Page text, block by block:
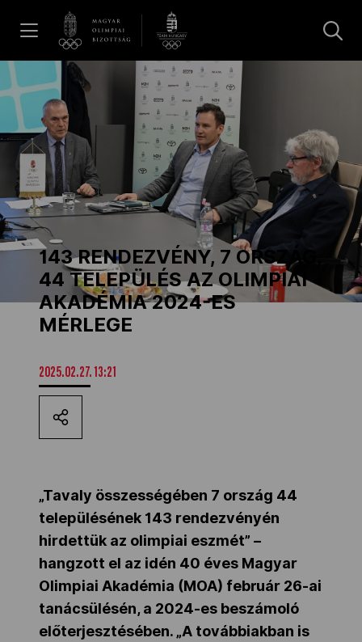
Hírek
Galéria
Dakar 2026
Los Angeles 2028
MOB
Kettőskarrier-program
Társszervezetek
OVEP
Adatbank
143 RENDEZVÉNY, 7 ORSZÁG,
44 TELEPÜLÉS AZ OLIMPIAI
AKADÉMIA 2024-ES
MÉRLEGE
2025.02.27. 13:21
„Tavaly összességében 7 ország 44
településének 143 rendezvényén
hirdettük az olimpiai eszmét” –
hangzott el az idén 40 éves Magyar
Olimpiai Akadémia (MOA) február 26-ai
tanácsülésén, a 2024-es beszámoló
előterjesztésében. „A továbbiakban is